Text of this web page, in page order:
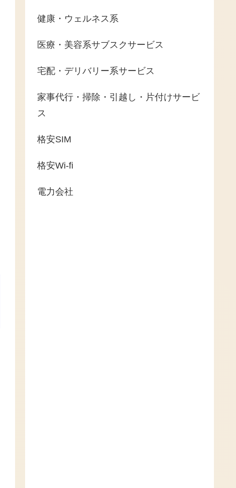
健康・ウェルネス系
医療・美容系サブスクサービス
宅配・デリバリー系サービス
家事代行・掃除・引越し・片付けサービ
ス
格安SIM
格安Wi-fi
電力会社